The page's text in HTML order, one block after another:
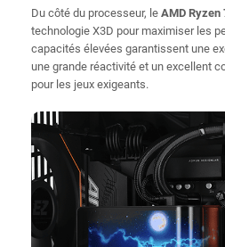
Du côté du processeur, le AMD Ryzen
technologie X3D pour maximiser les
capacités élevées garantissent une
une grande réactivité et un excellent
pour les jeux exigeants.